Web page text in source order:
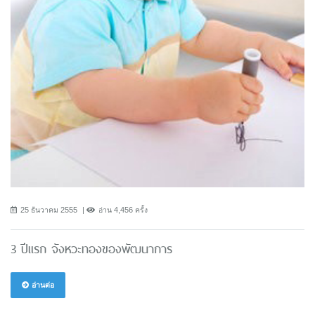
25 ธันวาคม 2555 อ่าน 4,456 ครั้ง
3 ปีแรก จังหวะทองของพัฒนาการ
อ่านต่อ